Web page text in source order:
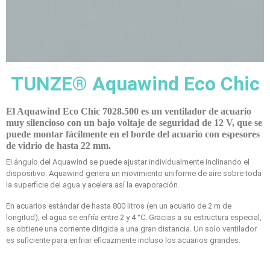
TUNZE® Aquawind Eco Chic
El Aquawind Eco Chic 7028.500 es un ventilador de acuario
muy silencioso con un bajo voltaje de seguridad de 12 V, que se
puede montar fácilmente en el borde del acuario con espesores
de vidrio de hasta 22 mm.
El ángulo del Aquawind se puede ajustar individualmente inclinando el
dispositivo. Aquawind genera un movimiento uniforme de aire sobre toda
la superficie del agua y acelera así la evaporación.
En acuarios estándar de hasta 800 litros (en un acuario de 2 m de
longitud), el agua se enfría entre 2 y 4 °C. Gracias a su estructura especial,
se obtiene una corriente dirigida a una gran distancia. Un solo ventilador
es suficiente para enfriar eficazmente incluso los acuarios grandes.